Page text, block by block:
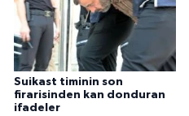
Suikast timinin son
firarisinden kan donduran
ifadeler